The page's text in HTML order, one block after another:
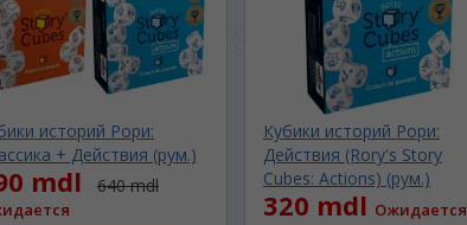
историй Рори:
+ Действия (рум.)
mdl 640 mdl
Кубики историй Рори:
Действия (Rory's Story
Cubes: Actions) (рум.)
320 mdl Ожидается
языка.
limbii.